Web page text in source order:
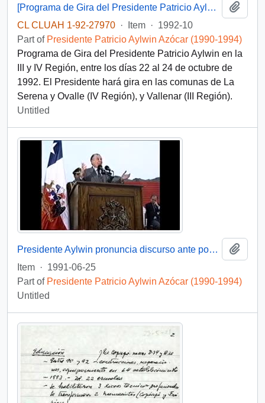
[Programa de Gira del Presidente Patricio Aylwin en la III y IV Región]
CL CLUAH 1-92-27970 · Item · 1992-10
Part of Presidente Patricio Aylwin Azócar (1990-1994)
Programa de Gira del Presidente Patricio Aylwin en la
III y IV Región, entre los días 22 al 24 de octubre de
1992. El Presidente hará gira en las comunas de La
Serena y Ovalle (IV Región), y Vallenar (III Región).
Untitled
Presidente Aylwin pronuncia discurso ante pobladores de la Tercera Región: video
Item · 1991-06-25
Part of Presidente Patricio Aylwin Azócar (1990-1994)
Untitled